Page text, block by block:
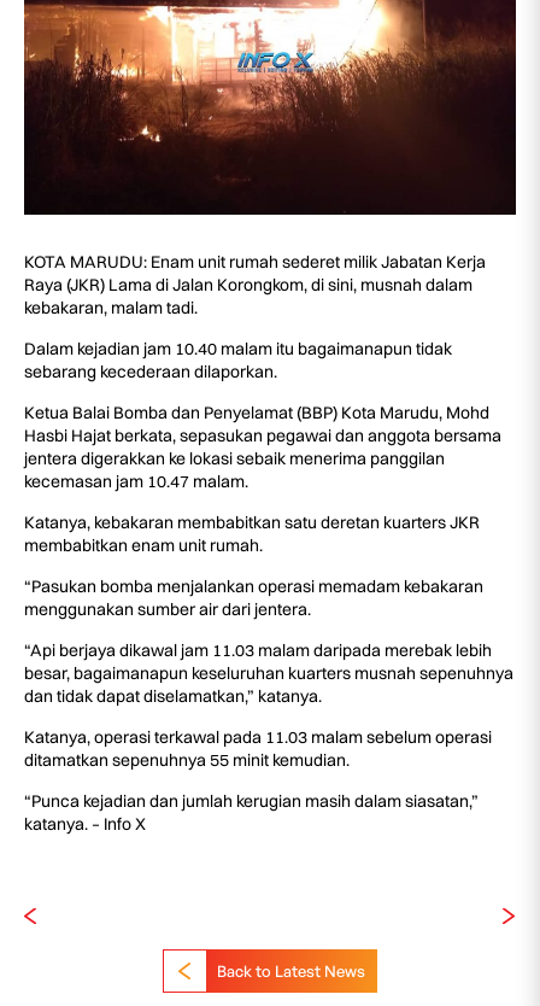
KOTA MARUDU: Enam unit rumah sederet milik Jabatan Kerja
Raya (JKR) Lama di Jalan Korongkom, di sini, musnah dalam
kebakaran, malam tadi.
Dalam kejadian jam 10.40 malam itu bagaimanapun tidak
sebarang kecederaan dilaporkan.
Ketua Balai Bomba dan Penyelamat (BBP) Kota Marudu, Mohd
Hasbi Hajat berkata, sepasukan pegawai dan anggota bersama
jentera digerakkan ke lokasi sebaik menerima panggilan
kecemasan jam 10.47 malam.
Katanya, kebakaran membabitkan satu deretan kuarters JKR
membabitkan enam unit rumah.
“Pasukan bomba menjalankan operasi memadam kebakaran
menggunakan sumber air dari jentera.
“Api berjaya dikawal jam 11.03 malam daripada merebak lebih
besar, bagaimanapun keseluruhan kuarters musnah sepenuhnya
dan tidak dapat diselamatkan,” katanya.
Katanya, operasi terkawal pada 11.03 malam sebelum operasi
ditamatkan sepenuhnya 55 minit kemudian.
“Punca kejadian dan jumlah kerugian masih dalam siasatan,”
katanya. – Info X
Back to Latest News